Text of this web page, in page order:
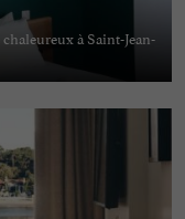
à Saint-Jean-